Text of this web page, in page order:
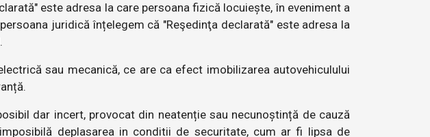
este adresa la care persoana fizică locuiește, în eveniment a
juridică înțelegem că "Reşedinţa declarată" este adresa la
sau mecanică, ce are ca efect imobilizarea autovehiculului
dar incert, provocat din neatenție sau necunoștință de cauză
deplasarea in conditii de securitate, cum ar fi lipsa de